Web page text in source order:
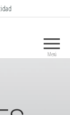
Menú